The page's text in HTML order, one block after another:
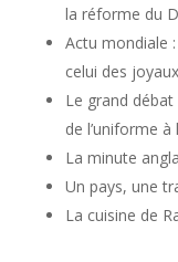
la réforme du
Actu mondiale
celui des
Le grand
de l’uniforme à
La minute
Un pays, une
La cuisine de